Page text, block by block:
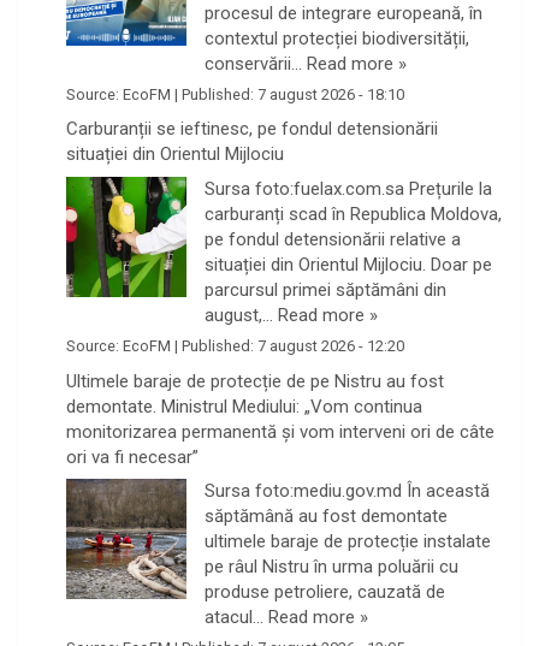
procesul de integrare europeană, în
contextul protecției biodiversității,
conservării… Read more »
Source: EcoFM | Published: 7 august 2026 - 18:10
Carburanții se ieftinesc, pe fondul detensionării
situației din Orientul Mijlociu
Sursa foto:fuelax.com.sa Prețurile la
carburanți scad în Republica Moldova,
pe fondul detensionării relative a
situației din Orientul Mijlociu. Doar pe
parcursul primei săptămâni din
august,… Read more »
Source: EcoFM | Published: 7 august 2026 - 12:20
Ultimele baraje de protecție de pe Nistru au fost
demontate. Ministrul Mediului: „Vom continua
monitorizarea permanentă și vom interveni ori de câte
ori va fi necesar”
Sursa foto:mediu.gov.md În această
săptămână au fost demontate
ultimele baraje de protecție instalate
pe râul Nistru în urma poluării cu
produse petroliere, cauzată de
atacul… Read more »